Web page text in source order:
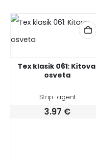
Tex klasik 061: Kitova
osveta
Strip-agent
3.97 €